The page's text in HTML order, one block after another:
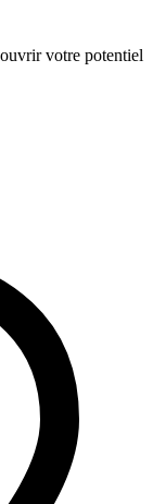
votre potentiel